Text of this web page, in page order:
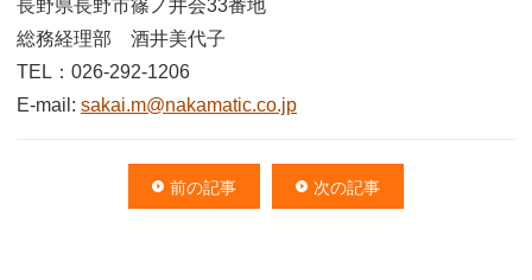
長野県長野市篠ノ井会33番地
総務経理部 酒井美代子
TEL：026-292-1206
E-mail: sakai.m@nakamatic.co.jp
前の記事 次の記事